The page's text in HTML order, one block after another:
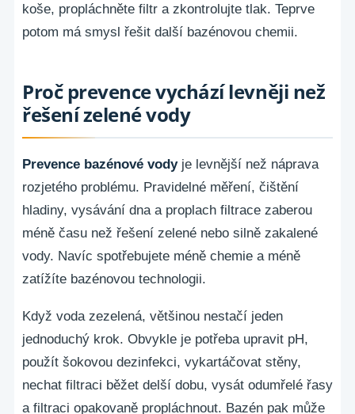
koše, propláchněte filtr a zkontrolujte tlak. Teprve
potom má smysl řešit další bazénovou chemii.
Proč prevence vychází levněji než
řešení zelené vody
Prevence bazénové vodyje levnější než náprava
rozjetého problému. Pravidelné měření, čištění
hladiny, vysávání dna a proplach filtrace zaberou
méně času než řešení zelené nebo silně zakalené
vody. Navíc spotřebujete méně chemie a méně
zatížíte bazénovou technologii.
Když voda zezelená, většinou nestačí jeden
jednoduchý krok. Obvykle je potřeba upravit pH,
použít šokovou dezinfekci, vykartáčovat stěny,
nechat filtraci běžet delší dobu, vysát odumřelé řasy
a filtraci opakovaně propláchnout. Bazén pak může